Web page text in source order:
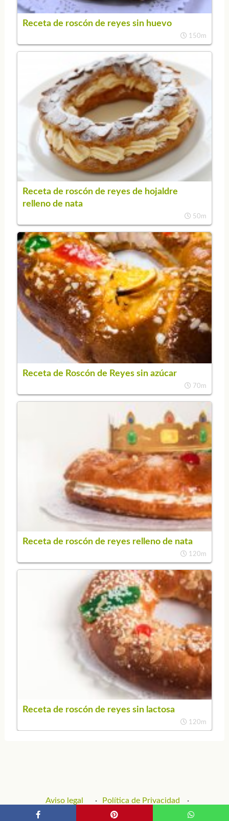
Receta de roscón de reyes sin huevo
150m
Receta de roscón de reyes de hojaldre
relleno de nata
50m
Receta de Roscón de Reyes sin azúcar
70m
Receta de roscón de reyes relleno de nata
120m
Receta de roscón de reyes sin lactosa
120m
Aviso legal
Política de Privacidad
Política de Cookies
Contacto y Publicidad